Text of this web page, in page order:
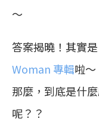
～
答案揭曉！其實是
Woman 專輯啦～
那麼，到底是什
呢？？